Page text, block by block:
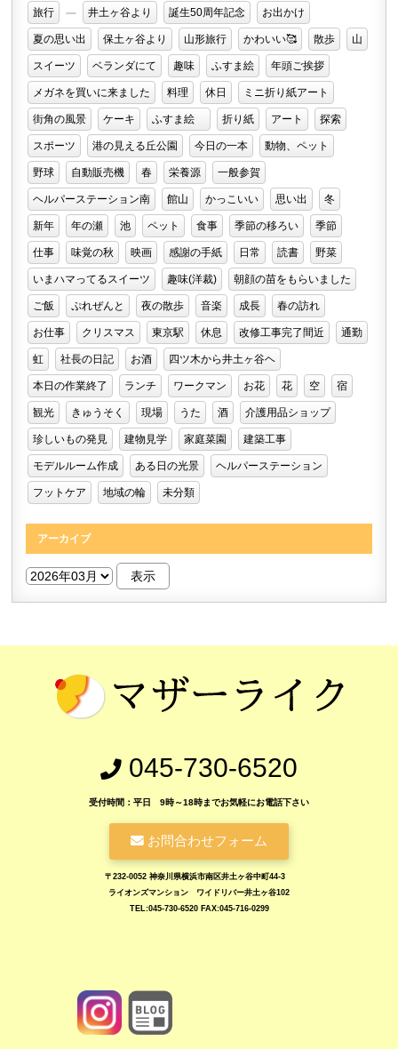
旅行 井土ヶ谷より 誕生50周年記念 お出かけ
夏の思い出 保土ヶ谷より 山形旅行 かわいい🥰 散歩 山
スイーツ ベランダにて 趣味 ふすま絵 年頭ご挨拶
メガネを買いに来ました 料理 休日 ミニ折り紙アート
街角の風景 ケーキ ふすま絵 折り紙 アート 探索
スポーツ 港の見える丘公園 今日の一本 動物、ペット
野球 自動販売機 春 栄養源 一般参賀
ヘルパーステーション南 館山 かっこいい 思い出 冬
新年 年の瀬 池 ペット 食事 季節の移ろい 季節
仕事 味覚の秋 映画 感謝の手紙 日常 読書 野菜
いまハマってるスイーツ 趣味(洋裁) 朝顔の苗をもらいました
ご飯 ぷれぜんと 夜の散歩 音楽 成長 春の訪れ
お仕事 クリスマス 東京駅 休息 改修工事完了間近 通勤
虹 社長の日記 お酒 四ツ木から井土ヶ谷ヘ
本日の作業終了 ランチ ワークマン お花 花 空 宿
観光 きゅうそく 現場 うた 酒 介護用品ショップ
珍しいもの発見 建物見学 家庭菜園 建築工事
モデルルーム作成 ある日の光景 ヘルパーステーション
フットケア 地域の輪 未分類
アーカイブ
045-730-6520
受付時間：平日 9時～18時までお気軽にお電話下さい
お問合わせフォーム
〒232-0052 神奈川県横浜市南区井土ヶ谷中町44-3
ライオンズマンション ワイドリバー井土ヶ谷102
TEL:045-730-6520 FAX:045-716-0299